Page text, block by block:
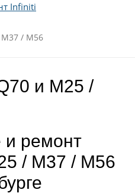
Infiniti
/ M56
и M25 /
ремонт
/ M37 / M56